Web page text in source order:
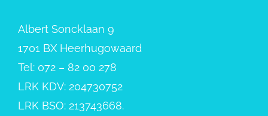
Albert Soncklaan 9
1701 BX Heerhugowaard
Tel: 072 – 82 00 278
LRK KDV: 204730752
LRK BSO: 213743668.